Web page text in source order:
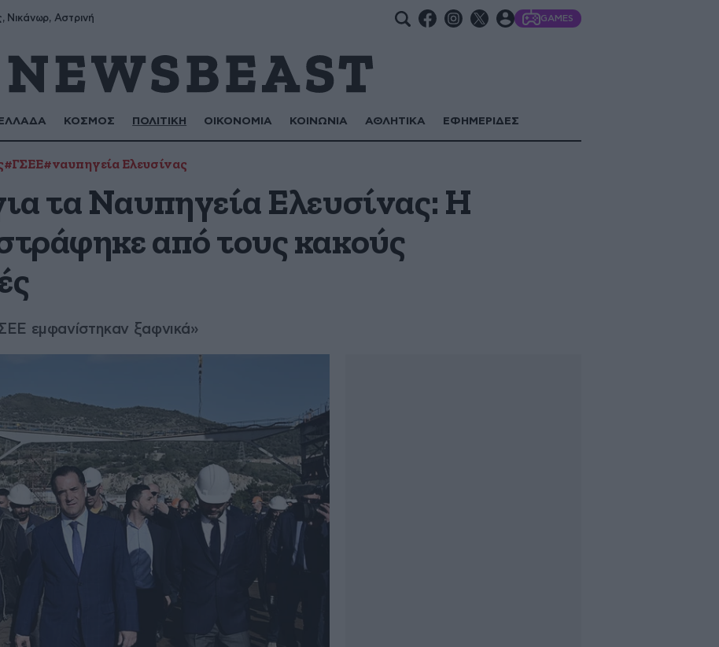
Νικάνωρ, Αστρινή GAMES
ΕΛΛΑΔΑ ΚΟΣΜΟΣ ΠΟΛΙΤΙΚΗ ΟΙΚΟΝΟΜΙΑ ΚΟΙΝΩΝΙΑ ΑΘΛΗΤΙΚΑ ΕΦΗΜΕΡΙΔΕΣ
#ΓΣΕΕ#ναυπηγεία Ελευσίνας
τα Ναυπηγεία Ελευσίνας: Η
από τους κακούς
εμφανίστηκαν ξαφνικά»